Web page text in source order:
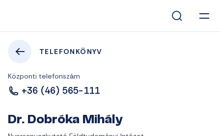
TELEFONKÖNYV
Központi telefonszám
+36 (46) 565-111
Dr. Dobróka Mihály